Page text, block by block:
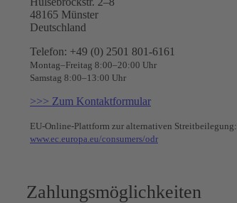
48165 Münster
Deutschland
Telefon: +49 (0) 2501 801-6161
Montag–Freitag 8:00–20:00 Uhr
Samstag 8:00–13:00 Uhr
>>> Zum Kontaktformular
EU-Online-Plattform zur alternativen Streitbeilegung:
www.ec.europa.eu/consumers/odr
Zahlungsmöglichkeiten